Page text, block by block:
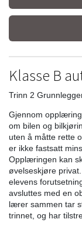
Klasse B
Trinn 2
Gjennom
om bilen og
uten å måtte rette
er ikke fastsatt
Opplæringen kan
øvelseskjøre
elevens
avsluttes med en
lærer sammen tar
trinnet, og har